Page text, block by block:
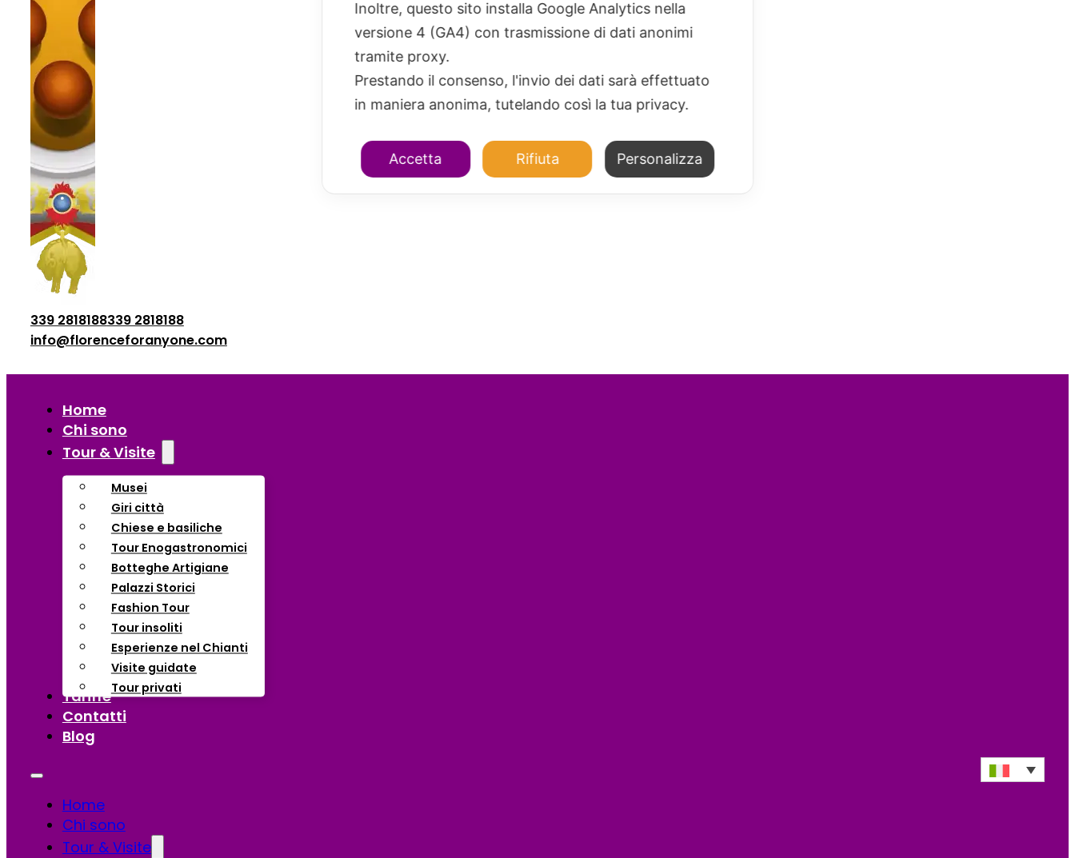
339 2818188339 2818188
info@florenceforanyone.com
Home
Chi sono
Tour & Visite
Musei
Giri città
Chiese e basiliche
Tour Enogastronomici
Botteghe Artigiane
Palazzi Storici
Fashion Tour
Tour insoliti
Esperienze nel Chianti
Visite guidate
Tour privati
Tariffe
Contatti
Blog
Home
Chi sono
Tour & Visite
Inoltre, questo sito installa Google Analytics nella
versione 4 (GA4) con trasmissione di dati anonimi
tramite proxy.
Prestando il consenso, l'invio dei dati sarà effettuato
in maniera anonima, tutelando così la tua privacy.
Accetta Rifiuta Personalizza